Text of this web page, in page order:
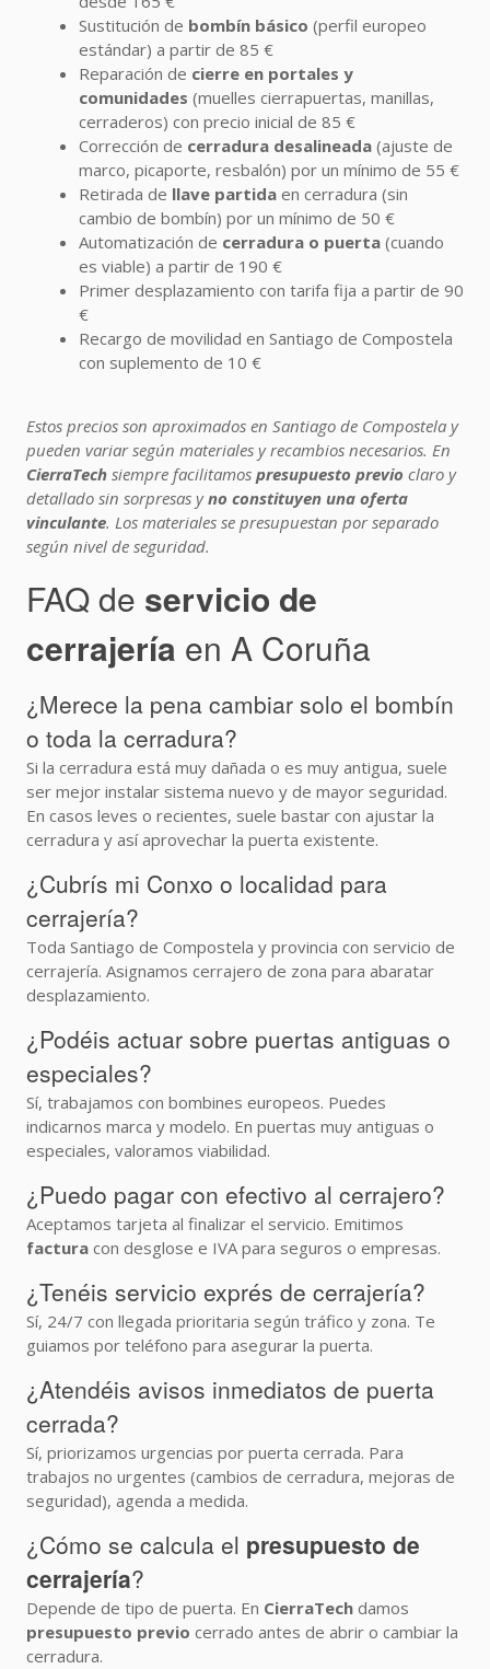
Sustitución de bombín básico (perfil europeo
estándar) a partir de 85 €
Reparación de cierre en portales y
comunidades (muelles cierrapuertas, manillas,
cerraderos) con precio inicial de 85 €
Corrección de cerradura desalineada (ajuste de
marco, picaporte, resbalón) por un mínimo de 55 €
Retirada de llave partida en cerradura (sin
cambio de bombín) por un mínimo de 50 €
Automatización de cerradura o puerta (cuando
es viable) a partir de 190 €
Primer desplazamiento con tarifa fija a partir de 90
€
Recargo de movilidad en Santiago de Compostela
con suplemento de 10 €
Estos precios son aproximados en Santiago de Compostela y
pueden variar según materiales y recambios necesarios. En
CierraTech siempre facilitamos presupuesto previo claro y
detallado sin sorpresas yno constituyen una oferta
vinculante. Los materiales se presupuestan por separado
según nivel de seguridad.
FAQ de servicio de
cerrajería en A Coruña
¿Merece la pena cambiar solo el bombín
o toda la cerradura?
Si la cerradura está muy dañada o es muy antigua, suele
ser mejor instalar sistema nuevo y de mayor seguridad.
En casos leves o recientes, suele bastar con ajustar la
cerradura y así aprovechar la puerta existente.
¿Cubrís mi Conxo o localidad para
cerrajería?
Toda Santiago de Compostela y provincia con servicio de
cerrajería. Asignamos cerrajero de zona para abaratar
desplazamiento.
¿Podéis actuar sobre puertas antiguas o
especiales?
Sí, trabajamos con bombines europeos. Puedes
indicarnos marca y modelo. En puertas muy antiguas o
especiales, valoramos viabilidad.
¿Puedo pagar con efectivo al cerrajero?
Aceptamos tarjeta al finalizar el servicio. Emitimos
factura con desglose e IVA para seguros o empresas.
¿Tenéis servicio exprés de cerrajería?
Sí, 24/7 con llegada prioritaria según tráfico y zona. Te
guiamos por teléfono para asegurar la puerta.
¿Atendéis avisos inmediatos de puerta
cerrada?
Sí, priorizamos urgencias por puerta cerrada. Para
trabajos no urgentes (cambios de cerradura, mejoras de
seguridad), agenda a medida.
¿Cómo se calcula el presupuesto de
cerrajería?
Depende de tipo de puerta. En CierraTech damos
presupuesto previo cerrado antes de abrir o cambiar la
cerradura.